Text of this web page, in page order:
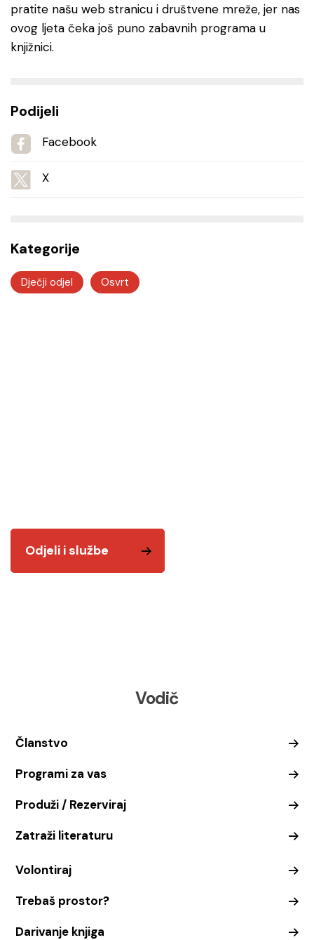
pratite našu web stranicu i društvene mreže, jer nas
ovog ljeta čeka još puno zabavnih programa u
knjižnici.
Podijeli
Facebook
X
Kategorije
Dječji odjel Osvrt
Odjeli i službe
Vodič
Članstvo
Programi za vas
Produži / Rezerviraj
Zatraži literaturu
Volontiraj
Trebaš prostor?
Darivanje knjiga